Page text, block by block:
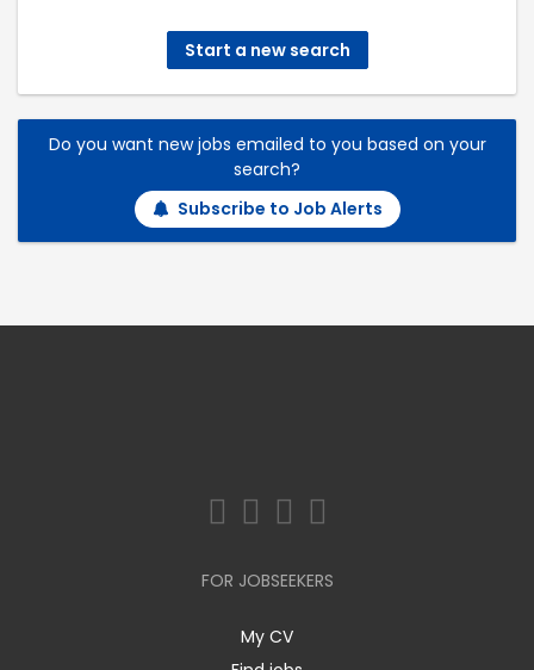
Start a new search
Do you want new jobs emailed to you based on your
search?
Subscribe to Job Alerts
FOR JOBSEEKERS
My CV